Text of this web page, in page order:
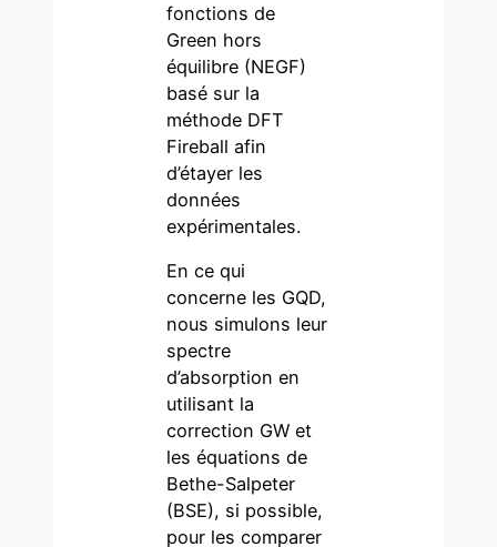
fonctions de
Green hors
équilibre (NEGF)
basé sur la
méthode DFT
Fireball afin
d’étayer les
données
expérimentales.
En ce qui
concerne les GQD,
nous simulons leur
spectre
d’absorption en
utilisant la
correction GW et
les équations de
Bethe-Salpeter
(BSE), si possible,
pour les comparer